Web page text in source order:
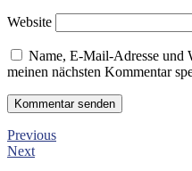
Website
Name, E-Mail-Adresse und
meinen nächsten Kommentar
Previous
Next